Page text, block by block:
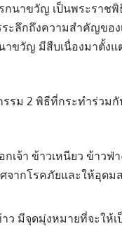
นาขวัญ เป็นพระราชพิ
ะลึกถึงความสำคัญขอ
ขวัญ มีสืบเนื่องมาตั้ง
รม 2 พิธีที่กระทำร่วม
จ้า ข้าวเหนียว ข้าวฟ่
จากโรคภัยและให้อุด
าว มีจุดมุ่งหมายที่จะใ